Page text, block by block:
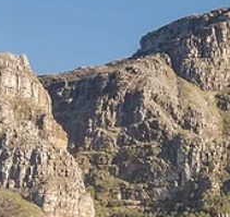
შეთავაზებები
ახალი
დამოწმებული
მფლობელის
კოლექციის